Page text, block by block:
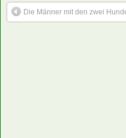
Die Männer mit den zwei